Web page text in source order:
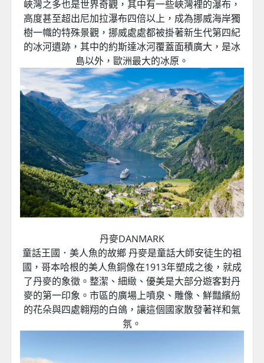
峽灣之多也是世界奇觀，其中有一些峽灣裡的瀑布，
高度甚至超出尼加拉瀑布四倍以上，成為挪威海岸獨
樹一幟的特殊景觀，挪威處處都被掛著新生代第四紀
的冰河遺跡，其中的約斯達冰河覆蓋面積廣大，是冰
島以外，歐洲最大的冰原。
丹麥DANMARK
童話王國．美人魚的故鄉 丹麥是童話大師安徒生的祖
國，哥本哈根的美人魚銅像在1913年塑成之後，就成
了丹麥的象徵。整潔、細緻、優美是大部分遊客對丹
麥的第一印象。市區的廣場上噴泉、雕像、鮮豔繽紛
的花朵與四處翱翔的白鴿，讓這個國家散發著祥和氣
氛。